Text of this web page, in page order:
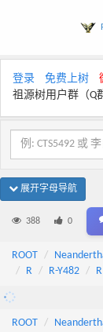
登录 免费上树
祖源树用户群（Q
展开字母导航
388 0
ROOT
R
R-Y482
ROOT